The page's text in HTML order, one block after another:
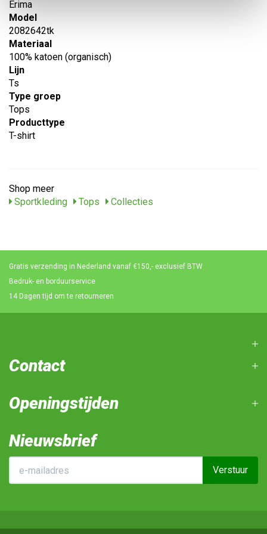
Erima
Model
2082642tk
Materiaal
100% katoen (organisch)
Lijn
Ts
Type groep
Tops
Producttype
T-shirt
Shop meer
Sportkleding
Tops Collecties
Gratis verzending in Nederland vanaf €150,- exclusief BTW
Bedruk- en borduurservice
14 Dagen tijd om te retourneren
Contact
Openingstijden
Nieuwsbrief
Verstuur